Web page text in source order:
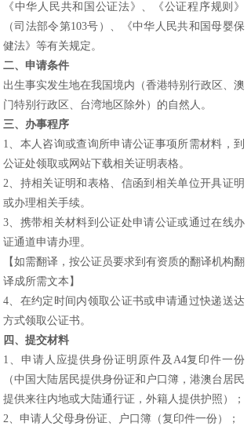
《中华人民共和国公证法》、《公证程序规则》
（司法部令第103号）、《中华人民共和国母婴保
健法》等有关规定。
二、申请条件
出生事实发生地在我国境内（香港特别行政区、澳
门特别行政区、台湾地区除外）的自然人。
三、办事程序
1、本人咨询或查询所申请公证事项所需材料，到
公证处领取或网站下载相关证明表格。
2、持相关证明和表格、信函到相关单位开具证明
或办理相关手续。
3、携带相关材料到公证处申请公证或通过在线办
证通道申请办理。
【如需翻译，按公证员要求到有资质的翻译机构翻
译成所需文本】
4、在约定时间内领取公证书或申请通过快递送达
方式领取公证书。
四、提交材料
1 、 申请人应提供身份证明原件及 A4复印件一份
（中国大陆居民提供身份证和户口簿，港澳台居民
提供来往内地或大陆通行证 ， 外籍人提供护照）
；
2、申请人父母身份证、户口簿（复印件一份）；